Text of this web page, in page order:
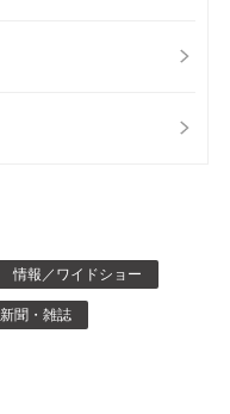
情報／ワイドショー
新聞・雑誌